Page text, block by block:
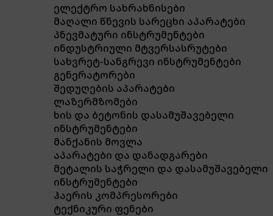
ელექტრო სახრახნისები
მაღალი წნევის სარეცხი აპარატები
პნევმატური ინსტრუმენტები
ინდუსტრიული მტვერსასრუტები
სახვრეტ-სანგრევი ინსტრუმენტები
გენერატორები
შედუღების აპარატები
ლაზერმზომები
ხის და ბეტონის დასამუშავებელი
ინსტრუმენტები
მანქანის მოვლა
აპარატები და დანადგარები
მეტალის საჭრელი და დასამუშავებელი
ინსტრუმენტები
ჰაერის კომპრესორები
ტექნიკური ფენები